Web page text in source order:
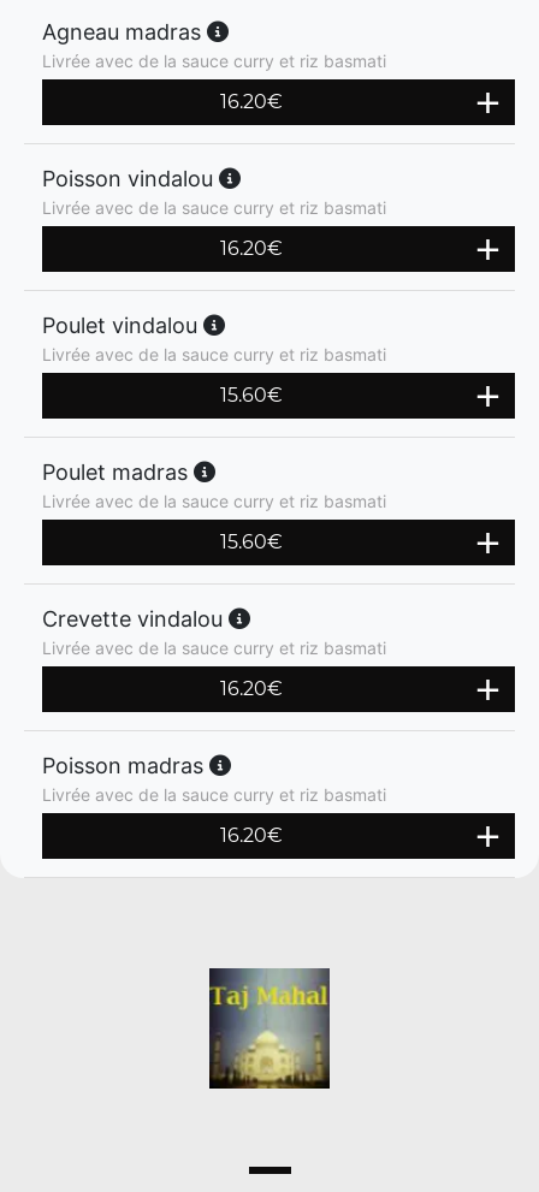
Agneau madras
Livrée avec de la sauce curry et riz basmati
16.20€
Poisson vindalou
Livrée avec de la sauce curry et riz basmati
16.20€
Poulet vindalou
Livrée avec de la sauce curry et riz basmati
15.60€
Poulet madras
Livrée avec de la sauce curry et riz basmati
15.60€
Crevette vindalou
Livrée avec de la sauce curry et riz basmati
16.20€
Poisson madras
Livrée avec de la sauce curry et riz basmati
16.20€